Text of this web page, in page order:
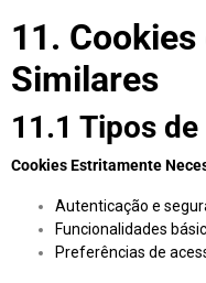
11.
Similares
11.1 Tipos
Cookies Estritamente
Autenticação e
Funcionalidades
Preferências de